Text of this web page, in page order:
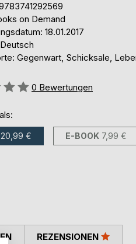
on Demand
18.01.2017
Gegenwart, Schicksale,
0 Bewertungen
20,99 € E-BOOK 7,99 €
REZENSIONEN